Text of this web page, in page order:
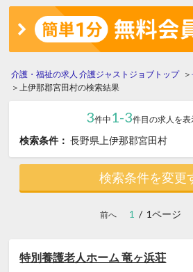
介護・福祉の求人 介護ジャストジョブトップ
上伊那郡宮田村の検索結果
3件中 1-3件目の求人を
検索条件： 長野県上伊那郡宮田村
検索条件を変更
前へ 1 / 1ページ
特別養護老人ホーム 竜ヶ浜荘